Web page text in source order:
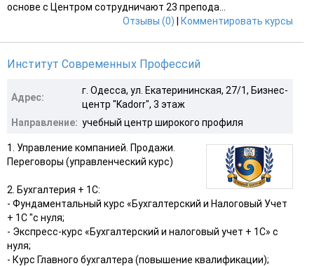
основе c Центром сотрудничают 23 препода...
Отзывы (0)
Комментировать курсы
Институт Современных Профессий
Адрес:
г. Одесса, ул. Екатерининская, 27/1, Бизнес-
центр "Kadorr", 3 этаж
Направление: учебный центр широкого профиля
1. Управление компанией. Продажи.
Переговоры (управленческий курс)
2. Бухгалтерия + 1С:
- Фундаментальный курс «Бухгалтерский и Налоговый Учет
+ 1С "с нуля;
- Экспресс-курс «Бухгалтерский и налоговый учет + 1С» с
нуля;
- Курс Главного бухгалтера (повышение квалификации);